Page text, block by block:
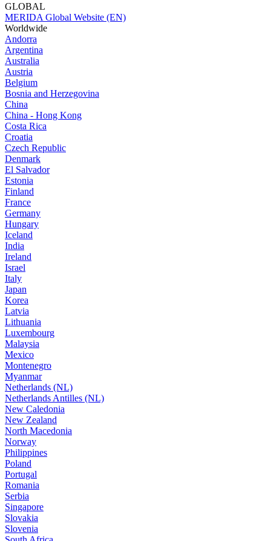
GLOBAL
MERIDA Global Website (EN)
Worldwide
Andorra
Argentina
Australia
Austria
Belgium
Bosnia and Herzegovina
China
China - Hong Kong
Costa Rica
Croatia
Czech Republic
Denmark
El Salvador
Estonia
Finland
France
Germany
Hungary
Iceland
India
Ireland
Israel
Italy
Japan
Korea
Latvia
Lithuania
Luxembourg
Malaysia
Mexico
Montenegro
Myanmar
Netherlands (NL)
Netherlands Antilles (NL)
New Caledonia
New Zealand
North Macedonia
Norway
Philippines
Poland
Portugal
Romania
Serbia
Singapore
Slovakia
Slovenia